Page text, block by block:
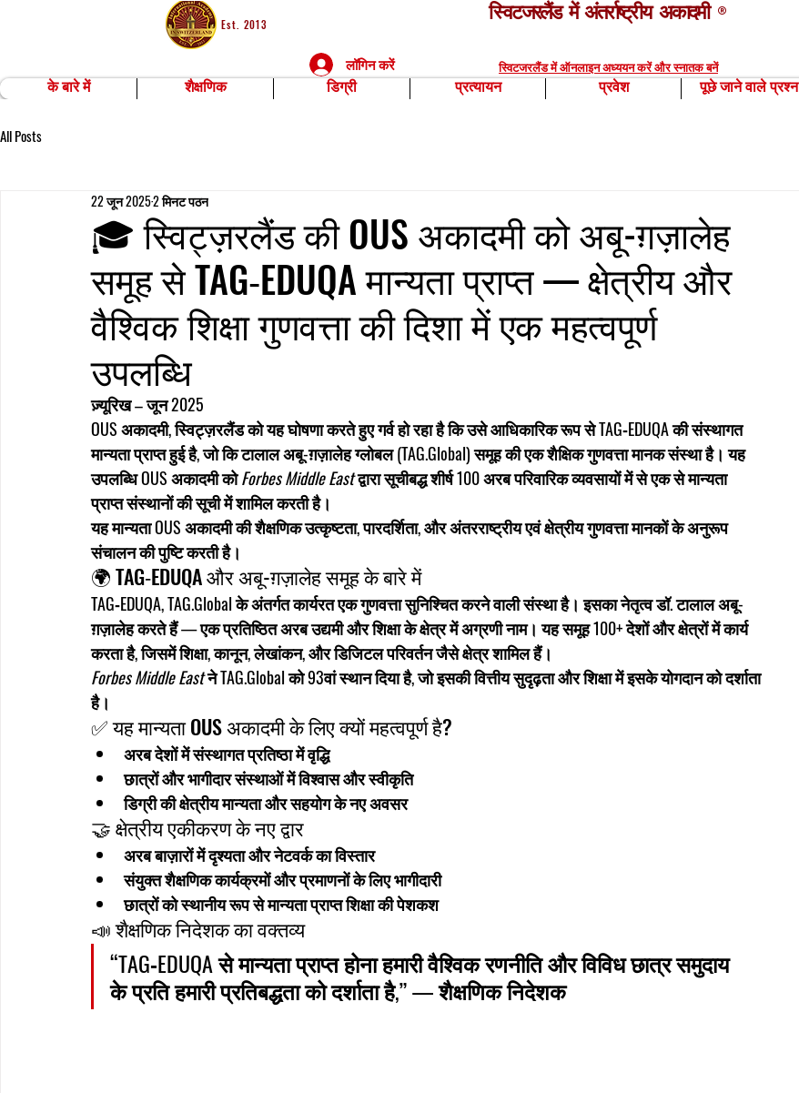
Est. 2013 स्विटजरलैंड में अंतर्राष्ट्रीय अकादमी ®
लॉगिन करें स्विटजरलैंड में ऑनलाइन अध्ययन करें और स्नातक बनें
के बारे में शैक्षणिक डिग्री प्रत्यायन प्रवेश पूछे जाने वाले प्रश्न
All Posts
🎓 स्विट्ज़रलैंड की OUS अकादमी को अबू-ग़ज़ालेह
समूह से TAG‑EDUQA मान्यता प्राप्त — क्षेत्रीय और
वैश्विक शिक्षा गुणवत्ता की दिशा में एक महत्वपूर्ण
उपलब्धि
22 जून 20252 मिनट पठन
ज़्यूरिख – जून 2025
OUS अकादमी, स्विट्ज़रलैंड को यह घोषणा करते हुए गर्व हो रहा है कि उसे आधिकारिक रूप से TAG‑EDUQA की संस्थागत
मान्यता प्राप्त हुई है, जो कि टालाल अबू-ग़ज़ालेह ग्लोबल (TAG.Global) समूह की एक शैक्षिक गुणवत्ता मानक संस्था है। यह
उपलब्धि OUS अकादमी को Forbes Middle East द्वारा सूचीबद्ध शीर्ष 100 अरब परिवारिक व्यवसायों में से एक से मान्यता
प्राप्त संस्थानों की सूची में शामिल करती है।
यह मान्यता OUS अकादमी की शैक्षणिक उत्कृष्टता, पारदर्शिता, और अंतरराष्ट्रीय एवं क्षेत्रीय गुणवत्ता मानकों के अनुरूप
संचालन की पुष्टि करती है।
🌍 TAG‑EDUQA और अबू-ग़ज़ालेह समूह के बारे में
TAG‑EDUQA, TAG.Global के अंतर्गत कार्यरत एक गुणवत्ता सुनिश्चित करने वाली संस्था है। इसका नेतृत्व डॉ. टालाल अबू-
ग़ज़ालेह करते हैं — एक प्रतिष्ठित अरब उद्यमी और शिक्षा के क्षेत्र में अग्रणी नाम। यह समूह 100+ देशों और क्षेत्रों में कार्य
करता है, जिसमें शिक्षा, कानून, लेखांकन, और डिजिटल परिवर्तन जैसे क्षेत्र शामिल हैं।
Forbes Middle East ने TAG.Global को 93वां स्थान दिया है, जो इसकी वित्तीय सुदृढ़ता और शिक्षा में इसके योगदान को दर्शाता
है।
✅ यह मान्यता OUS अकादमी के लिए क्यों महत्वपूर्ण है?
अरब देशों में संस्थागत प्रतिष्ठा में वृद्धि
छात्रों और भागीदार संस्थाओं में विश्वास और स्वीकृति
डिग्री की क्षेत्रीय मान्यता और सहयोग के नए अवसर
🤝 क्षेत्रीय एकीकरण के नए द्वार
अरब बाज़ारों में दृश्यता और नेटवर्क का विस्तार
संयुक्त शैक्षणिक कार्यक्रमों और प्रमाणनों के लिए भागीदारी
छात्रों को स्थानीय रूप से मान्यता प्राप्त शिक्षा की पेशकश
📣 शैक्षणिक निदेशक का वक्तव्य
“TAG‑EDUQA से मान्यता प्राप्त होना हमारी वैश्विक रणनीति और विविध छात्र समुदाय
के प्रति हमारी प्रतिबद्धता को दर्शाता है,” — शैक्षणिक निदेशक